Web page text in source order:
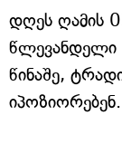
დღეს ღამის
წლევანდელი
წინაშე,
იპოზიორებენ.